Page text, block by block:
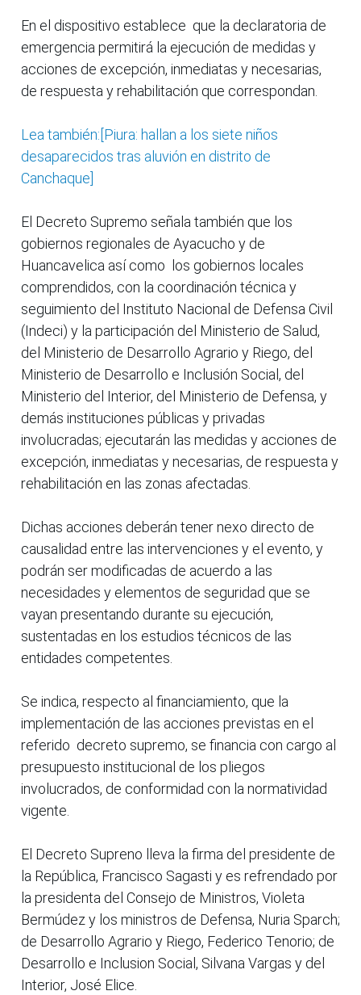
En el dispositivo establece que la declaratoria de
emergencia permitirá la ejecución de medidas y
acciones de excepción, inmediatas y necesarias,
de respuesta y rehabilitación que correspondan.
Lea también:[Piura: hallan a los siete niños
desaparecidos tras aluvión en distrito de
Canchaque]
El Decreto Supremo señala también que los
gobiernos regionales de Ayacucho y de
Huancavelica así como los gobiernos locales
comprendidos, con la coordinación técnica y
seguimiento del Instituto Nacional de Defensa Civil
(Indeci) y la participación del Ministerio de Salud,
del Ministerio de Desarrollo Agrario y Riego, del
Ministerio de Desarrollo e Inclusión Social, del
Ministerio del Interior, del Ministerio de Defensa, y
demás instituciones públicas y privadas
involucradas; ejecutarán las medidas y acciones de
excepción, inmediatas y necesarias, de respuesta y
rehabilitación en las zonas afectadas.
Dichas acciones deberán tener nexo directo de
causalidad entre las intervenciones y el evento, y
podrán ser modificadas de acuerdo a las
necesidades y elementos de seguridad que se
vayan presentando durante su ejecución,
sustentadas en los estudios técnicos de las
entidades competentes.
Se indica, respecto al financiamiento, que la
implementación de las acciones previstas en el
referido decreto supremo, se financia con cargo al
presupuesto institucional de los pliegos
involucrados, de conformidad con la normatividad
vigente.
El Decreto Supreno lleva la firma del presidente de
la República, Francisco Sagasti y es refrendado por
la presidenta del Consejo de Ministros, Violeta
Bermúdez y los ministros de Defensa, Nuria Sparch;
de Desarrollo Agrario y Riego, Federico Tenorio; de
Desarrollo e Inclusion Social, Silvana Vargas y del
Interior, José Elice.